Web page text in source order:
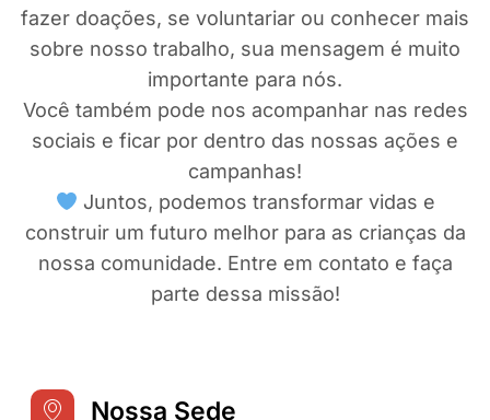
fazer doações, se voluntariar ou conhecer mais
sobre nosso trabalho, sua mensagem é muito
importante para nós.
Você também pode nos acompanhar nas redes
sociais e ficar por dentro das nossas ações e
campanhas!
Juntos, podemos transformar vidas e
construir um futuro melhor para as crianças da
nossa comunidade. Entre em contato e faça
parte dessa missão!
Nossa Sede